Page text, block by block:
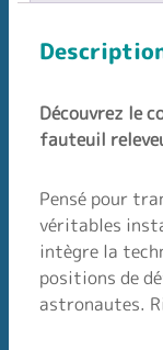
Découvrez le
fauteuil
Pensé pour
véritables
intègre la
positions de
astronautes.